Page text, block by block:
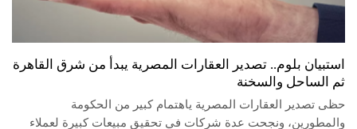
استبيان بلوم.. تصدير العقارات المصرية يبدأ من شرق القاهرة
ثم الساحل والسخنة
حظى تصدير العقارات المصرية ياهتمام كبير من الحكومة
والمطورين، ونجحت عدة شركات في تحقيق مبيعات كبيرة لعملاء